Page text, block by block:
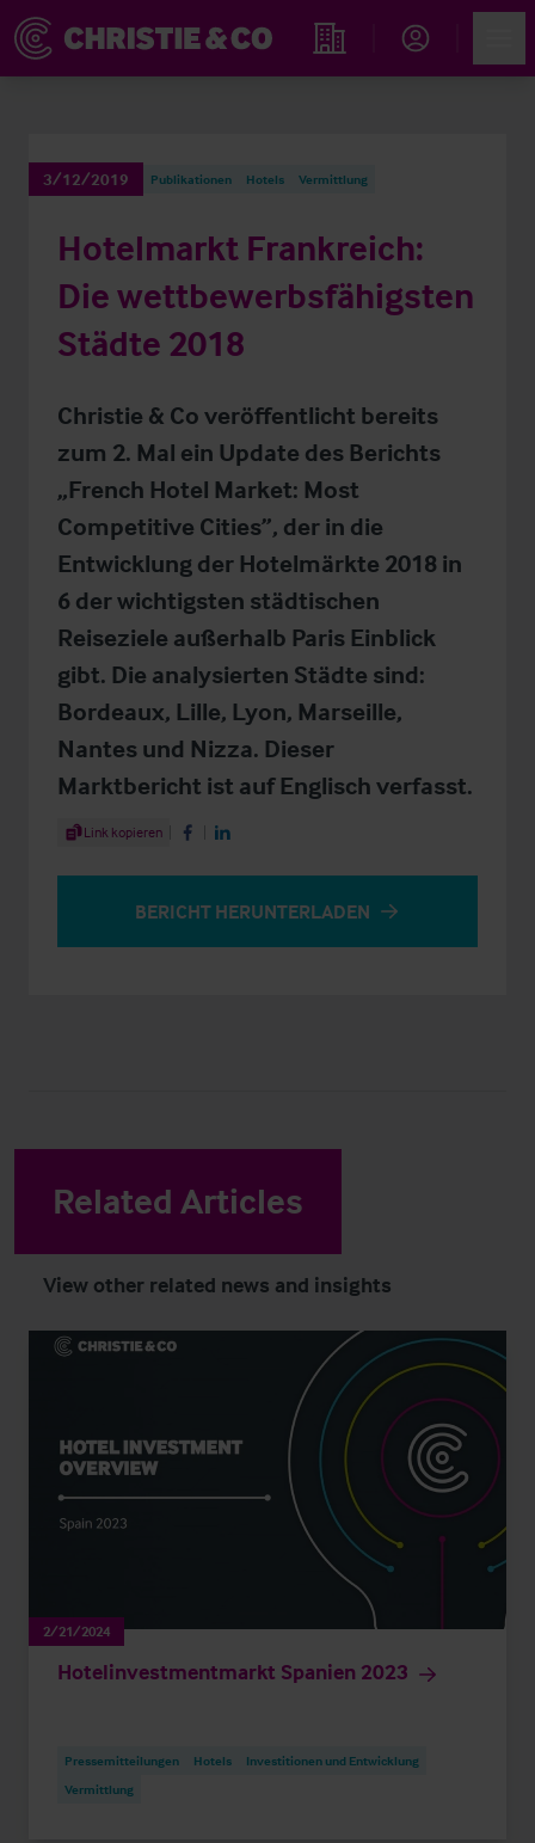
Immobiliensuche
3/12/2019 Publikationen Hotels Vermittlung
Hotelmarkt Frankreich:
Die wettbewerbsfähigsten
Städte 2018
Christie & Co veröffentlicht bereits
zum 2. Mal ein Update des Berichts
„French Hotel Market: Most
Competitive Cities”, der in die
Entwicklung der Hotelmärkte 2018 in
6 der wichtigsten städtischen
Reiseziele außerhalb Paris Einblick
gibt. Die analysierten Städte sind:
Bordeaux, Lille, Lyon, Marseille,
Nantes und Nizza. Dieser
Marktbericht ist auf Englisch verfasst.
Share Article
Link kopieren Share on Facebook
Share on LinkedIn
BERICHT HERUNTERLADEN
Related Articles
View other related news and insights
2/21/2024
Hotelinvestmentmarkt Spanien 2023
Pressemitteilungen Hotels
Investitionen und Entwicklung
Vermittlung